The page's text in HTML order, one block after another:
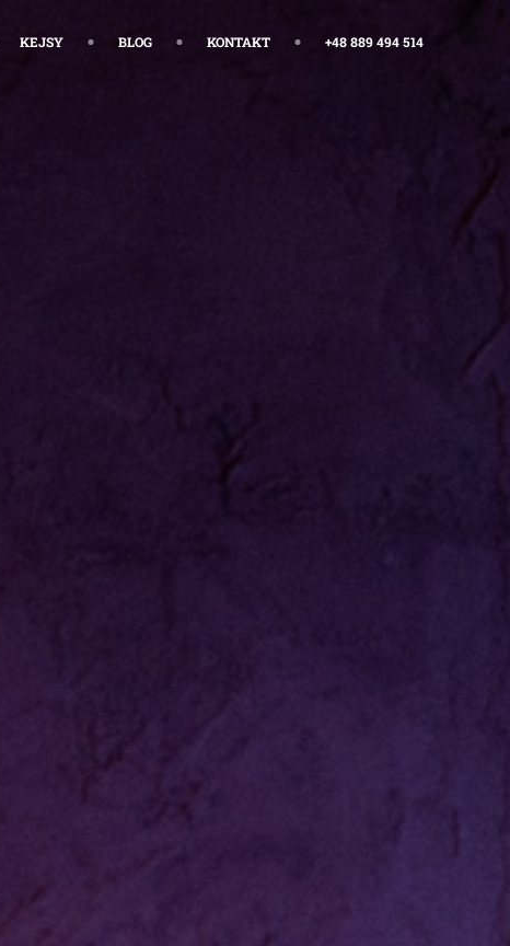
KEJSY BLOG KONTAKT +48 889 494 514